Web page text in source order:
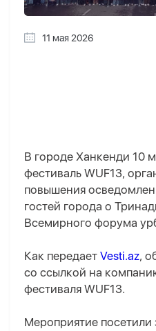
11 мая 2026
В городе Ханкенди 10
фестиваль WUF13,
повышения
гостей города о
Всемирного форума
Как передает Vesti.az,
со ссылкой на
фестиваля WUF13.
Мероприятие посетили